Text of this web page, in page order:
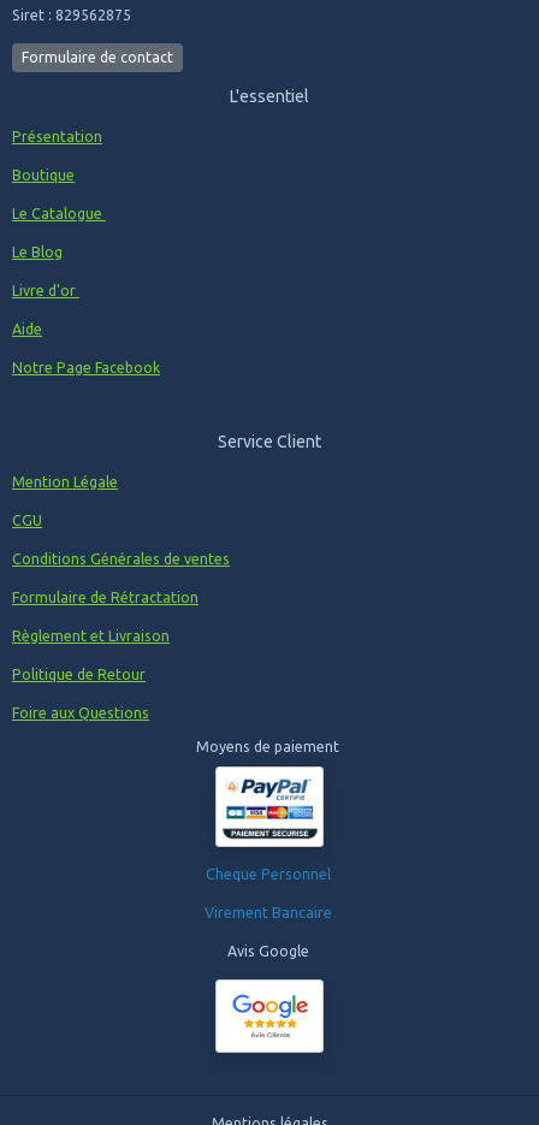
Siret : 829562875
Formulaire de contact
L'essentiel
Présentation
Boutique
Le Catalogue
Le Blog
Livre d'or
Aide
Notre Page Facebook
Service Client
Mention Légale
CGU
Conditions Générales de ventes
Formulaire de Rétractation
Règlement et Livraison
Politique de Retour
Foire aux Questions
Moyens de paiement
Cheque Personnel
Virement Bancaire
Avis Google